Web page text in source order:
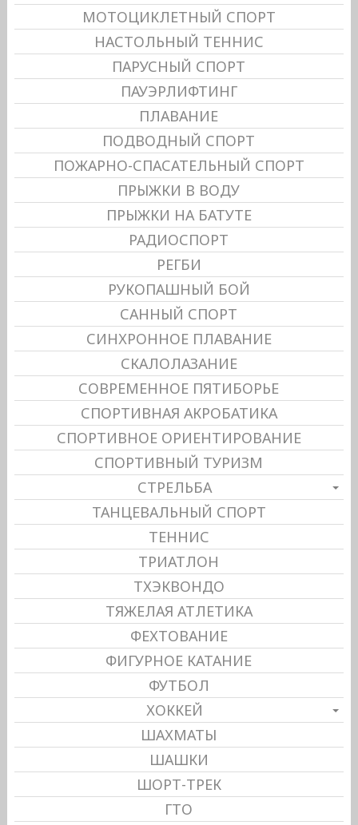
МОТОЦИКЛЕТНЫЙ СПОРТ
НАСТОЛЬНЫЙ ТЕННИС
ПАРУСНЫЙ СПОРТ
ПАУЭРЛИФТИНГ
ПЛАВАНИЕ
ПОДВОДНЫЙ СПОРТ
ПОЖАРНО-СПАСАТЕЛЬНЫЙ СПОРТ
ПРЫЖКИ В ВОДУ
ПРЫЖКИ НА БАТУТЕ
РАДИОСПОРТ
РЕГБИ
РУКОПАШНЫЙ БОЙ
САННЫЙ СПОРТ
СИНХРОННОЕ ПЛАВАНИЕ
СКАЛОЛАЗАНИЕ
СОВРЕМЕННОЕ ПЯТИБОРЬЕ
СПОРТИВНАЯ АКРОБАТИКА
СПОРТИВНОЕ ОРИЕНТИРОВАНИЕ
СПОРТИВНЫЙ ТУРИЗМ
СТРЕЛЬБА
ТАНЦЕВАЛЬНЫЙ СПОРТ
ТЕННИС
ТРИАТЛОН
ТХЭКВОНДО
ТЯЖЕЛАЯ АТЛЕТИКА
ФЕХТОВАНИЕ
ФИГУРНОЕ КАТАНИЕ
ФУТБОЛ
ХОККЕЙ
ШАХМАТЫ
ШАШКИ
ШОРТ-ТРЕК
ГТО